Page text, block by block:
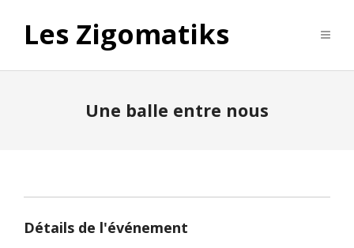
Les Zigomatiks
Une balle entre nous
Détails de l'événement